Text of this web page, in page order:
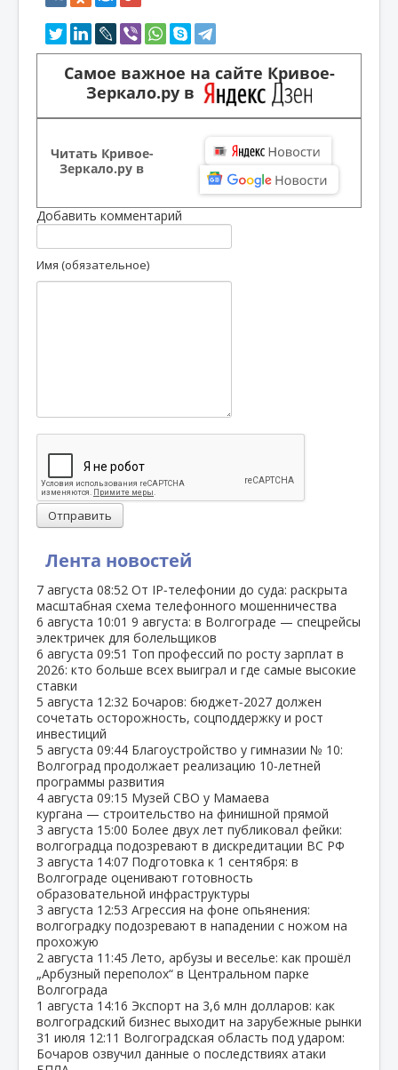
Лента новостей
7 августа 08:52 От IP‑телефонии до суда: раскрыта
масштабная схема телефонного мошенничества
6 августа 10:01 9 августа: в Волгограде — спецрейсы
электричек для болельщиков
6 августа 09:51 Топ профессий по росту зарплат в
2026: кто больше всех выиграл и где самые высокие
ставки
5 августа 12:32 Бочаров: бюджет‑2027 должен
сочетать осторожность, соцподдержку и рост
инвестиций
5 августа 09:44 Благоустройство у гимназии № 10:
Волгоград продолжает реализацию 10‑летней
программы развития
4 августа 09:15 Музей СВО у Мамаева
кургана — строительство на финишной прямой
3 августа 15:00 Более двух лет публиковал фейки:
волгоградца подозревают в дискредитации ВС РФ
3 августа 14:07 Подготовка к 1 сентября: в
Волгограде оценивают готовность
образовательной инфраструктуры
3 августа 12:53 Агрессия на фоне опьянения:
волгоградку подозревают в нападении с ножом на
прохожую
2 августа 11:45 Лето, арбузы и веселье: как прошёл
„Арбузный переполох“ в Центральном парке
Волгограда
1 августа 14:16 Экспорт на 3,6 млн долларов: как
волгоградский бизнес выходит на зарубежные рынки
31 июля 12:11 Волгоградская область под ударом:
Бочаров озвучил данные о последствиях атаки
Самое важное на сайте Кривое-
Зеркало.ру в
Читать Кривое-
Зеркало.ру в
Добавить комментарий
Имя (обязательное)
Отправить